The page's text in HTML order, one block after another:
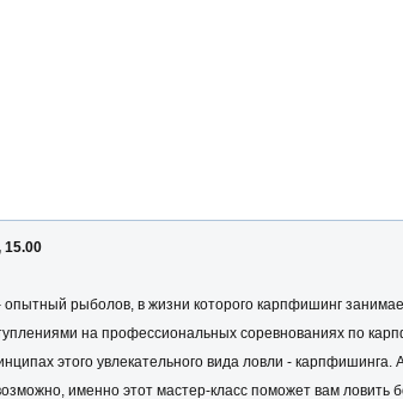
15.00
рыболов, в жизни которого карпфишинг
на профессиональных соревнованиях по
этого увлекательного вида ловли - карпфишинга.
именно этот мастер-класс поможет вам ловить